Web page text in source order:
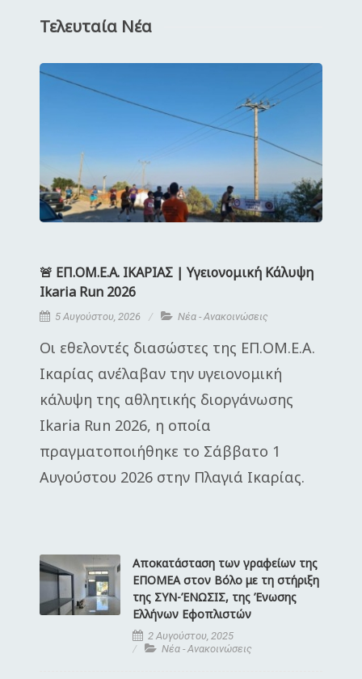
Τελευταία Νέα
🚨 ΕΠ.ΟΜ.Ε.Α. ΙΚΑΡΙΑΣ | Υγειονομική Κάλυψη
Ikaria Run 2026
5 Αυγούστου, 2026 Νέα - Ανακοινώσεις
Οι εθελοντές διασώστες της ΕΠ.ΟΜ.Ε.Α.
Ικαρίας ανέλαβαν την υγειονομική
κάλυψη της αθλητικής διοργάνωσης
Ikaria Run 2026, η οποία
πραγματοποιήθηκε το Σάββατο 1
Αυγούστου 2026 στην Πλαγιά Ικαρίας.
Αποκατάσταση των γραφείων της
ΕΠΟΜΕΑ στον Βόλο με τη στήριξη
της ΣΥΝ-ΈΝΩΣΙΣ, της Ένωσης
Ελλήνων Εφοπλιστών
2 Αυγούστου, 2025
Νέα - Ανακοινώσεις